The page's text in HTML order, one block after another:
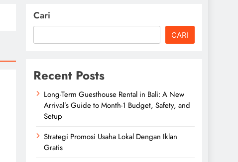
Cari
CARI
Recent Posts
Long-Term Guesthouse Rental in Bali: A New
Arrival’s Guide to Month-1 Budget, Safety, and
Setup
Strategi Promosi Usaha Lokal Dengan Iklan
Gratis